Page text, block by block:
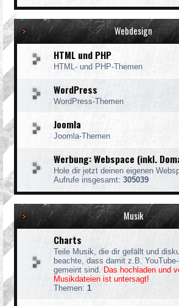
Webdesign
HTML und PHP
HTML- und PHP-Themen
WordPress
WordPress-Themen
Joomla
Joomla-Themen
Werbung: Webspace (inkl.
Hole dir jetzt deinen eigenen
Aufrufe insgesamt: 305039
Musik
Charts
Teile Musik, die dir gefällt und
beachte, dass damit z.B.
gemeint sind. Das hochladen und
Musikdateien ist untersagt!
Themen: 1